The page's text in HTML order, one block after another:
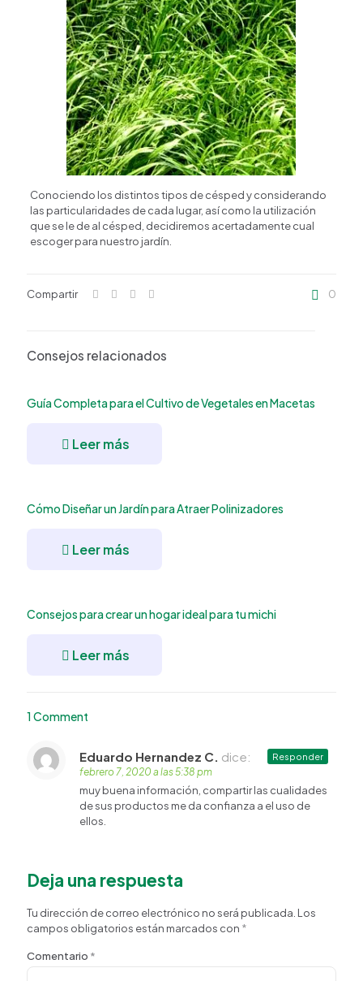
Conociendo los distintos tipos de césped y considerando
las particularidades de cada lugar, así como la utilización
que se le de al césped, decidiremos acertadamente cual
escoger para nuestro jardín.
Compartir 0
Consejos relacionados
Guía Completa para el Cultivo de Vegetales en Macetas
Leer más
Cómo Diseñar un Jardín para Atraer Polinizadores
Leer más
Consejos para crear un hogar ideal para tu michi
Leer más
1 Comment
Eduardo Hernandez C. dice:
febrero 7, 2020 a las 5:38 pm
muy buena información, compartir las cualidades
de sus productos me da confianza a el uso de
ellos.
Responder
Deja una respuesta
Tu dirección de correo electrónico no será publicada. Los
campos obligatorios están marcados con *
Comentario *